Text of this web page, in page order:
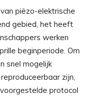
piëzo-elektrische
gebied, het heeft
werken
beginperiode. Om
snel mogelijk
zijn,
protocol